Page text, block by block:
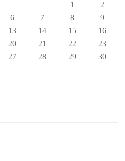
1
2
6 7 8
9
13 14 15
16
20 21 22
23
27 28 29
30